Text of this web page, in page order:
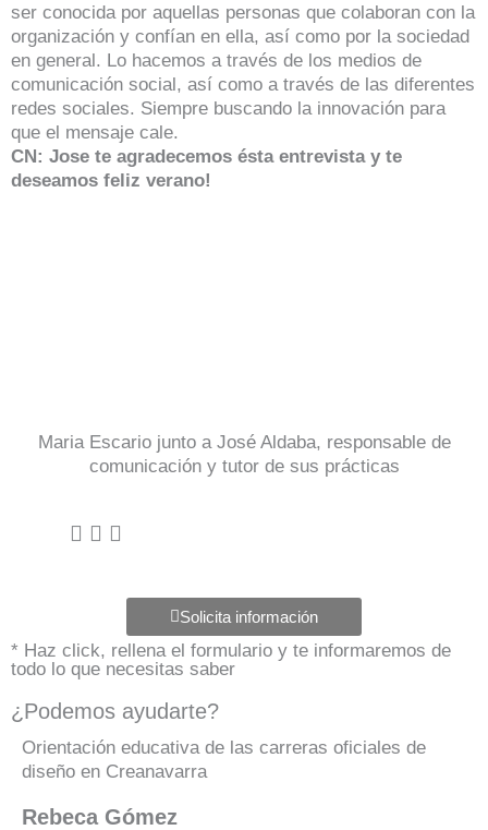
ser conocida por aquellas personas que colaboran con la
organización y confían en ella, así como por la sociedad
en general. Lo hacemos a través de los medios de
comunicación social, así como a través de las diferentes
redes sociales. Siempre buscando la innovación para
que el mensaje cale.
CN: Jose te agradecemos ésta entrevista y te
deseamos feliz verano!
Maria Escario junto a José Aldaba, responsable de
comunicación y tutor de sus prácticas
Solicita información
* Haz click, rellena el formulario y te informaremos de
todo lo que necesitas saber
¿Podemos ayudarte?
Orientación educativa de las carreras oficiales de
diseño en Creanavarra
Rebeca Gómez